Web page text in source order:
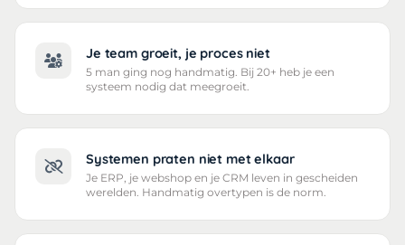
Je team groeit, je proces niet
5 man ging nog handmatig. Bij 20+ heb je een
systeem nodig dat meegroeit.
Systemen praten niet met elkaar
Je ERP, je webshop en je CRM leven in gescheiden
werelden. Handmatig overtypen is de norm.